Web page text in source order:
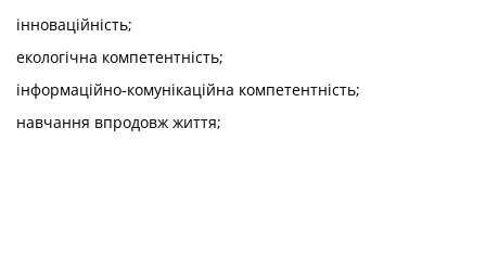
інноваційність;
екологічна компетентність;
інформаційно-комунікаційна компетентність;
навчання впродовж життя;